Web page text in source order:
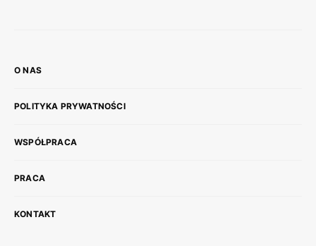
O NAS
POLITYKA PRYWATNOŚCI
WSPÓŁPRACA
PRACA
KONTAKT